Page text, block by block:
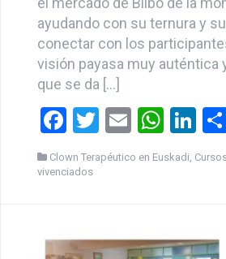
que se da […]
F
a
ce
b
o
o
T
wi
tt
er
E
m
W
h
s
A
Li
n
dI
n
Clown Terapéutico en Euskadi
vivenciados